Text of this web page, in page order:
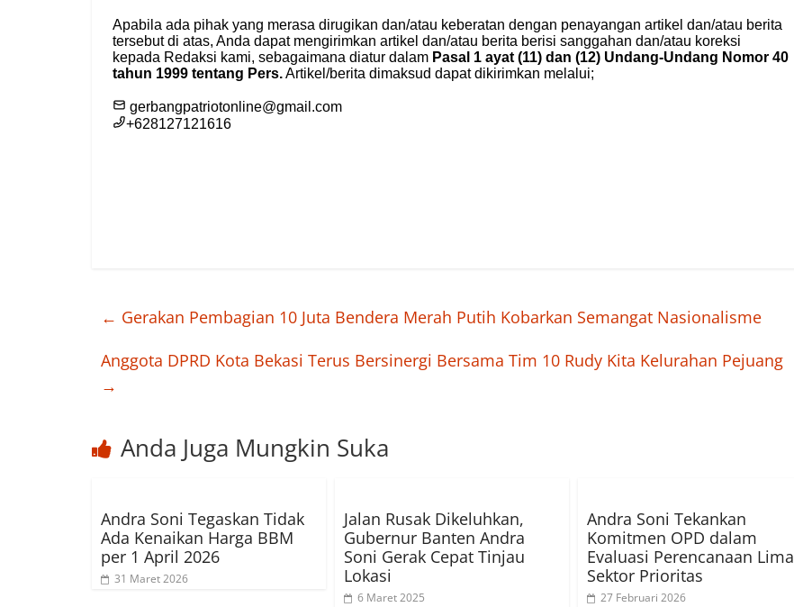
← Gerakan Pembagian 10 Juta Bendera Merah Putih Kobarkan Semangat Nasionalisme
Anggota DPRD Kota Bekasi Terus Bersinergi Bersama Tim 10 Rudy Kita Kelurahan Pejuang
→
Anda Juga Mungkin Suka
Andra Soni Tegaskan Tidak
Ada Kenaikan Harga BBM
per 1 April 2026
31 Maret 2026
Jalan Rusak Dikeluhkan,
Gubernur Banten Andra
Soni Gerak Cepat Tinjau
Lokasi
6 Maret 2025
Andra Soni Tekankan
Komitmen OPD dalam
Evaluasi Perencanaan Lima
Sektor Prioritas
27 Februari 2026